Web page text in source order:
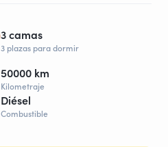
3 camas
3 plazas para dormir
50000 km
Kilometraje
Diésel
Combustible